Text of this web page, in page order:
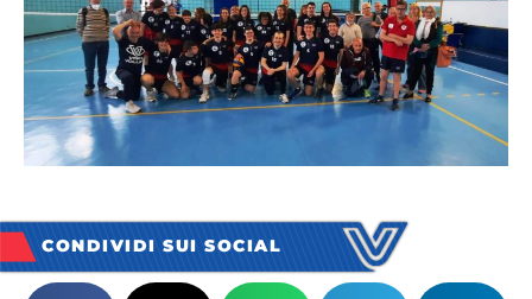
CONDIVIDI SUI SOCIAL